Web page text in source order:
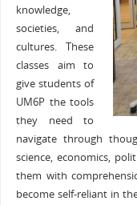
knowledge,
societies, and
cultures. These
classes aim to
give students of
UM6P the tools
they need to
navigate through
science, economics,
them with
become self-reliant in